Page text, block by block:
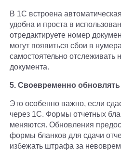
В 1С встроена
удобна и проста в
отредактируете номер
могут появиться сбои в
самостоятельно отслеживать
документа.
5. Своевременно
Это особенно важно, если
через 1С. Формы отчетных
меняются. Обновления
формы бланков для сдачи
избежать штрафа за